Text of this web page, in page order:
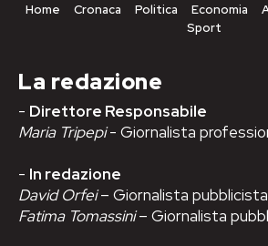
Home Cronaca Politica Economia
Sport
La redazione
- Direttore Responsabile
Maria Tripepi- Giornalista
- In redazione
David Orfei– Giornalista pubblicista
Fatima Tomassini– Giornalista